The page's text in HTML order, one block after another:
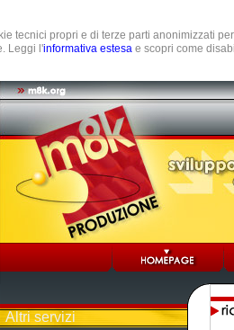
tecnici propri e di terze parti anonimizzati
Leggi l'informativa estesa e scopri come
Altri servizi